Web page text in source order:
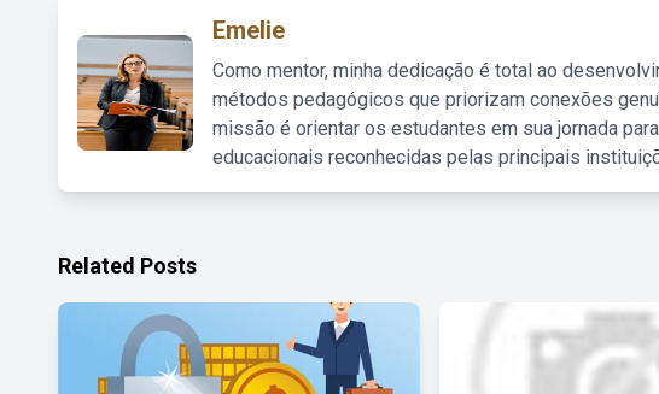
Emelie
Como mentor, minha dedicação é total ao
métodos pedagógicos que priorizam conexões
missão é orientar os estudantes em sua jornada
educacionais reconhecidas pelas principais
Related Posts